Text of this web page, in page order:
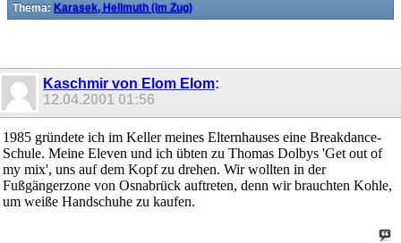
Thema: Karasek, Hellmuth (im Zug)
Kaschmir von Elom Elom:
12.04.2001 01:56
1985 gründete ich im Keller meines Elternhauses eine Breakdance-
Schule. Meine Eleven und ich übten zu Thomas Dolbys 'Get out of
my mix', uns auf dem Kopf zu drehen. Wir wollten in der
Fußgängerzone von Osnabrück auftreten, denn wir brauchten Kohle,
um weiße Handschuhe zu kaufen.